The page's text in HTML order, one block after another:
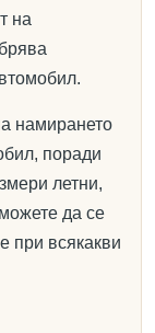
на
намирането
поради
летни,
да се
при всякакви